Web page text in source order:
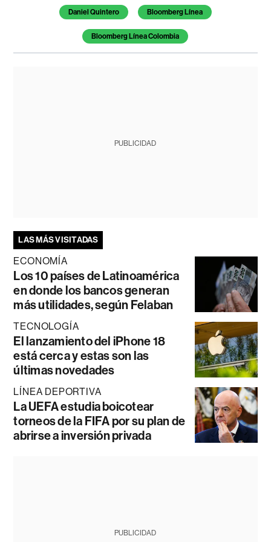
Daniel Quintero Bloomberg Línea
Bloomberg Línea Colombia
PUBLICIDAD
LAS MÁS VISITADAS
ECONOMÍA
Los 10 países de Latinoamérica
en donde los bancos generan
más utilidades, según Felaban
TECNOLOGÍA
El lanzamiento del iPhone 18
está cerca y estas son las
últimas novedades
LÍNEA DEPORTIVA
La UEFA estudia boicotear
torneos de la FIFA por su plan de
abrirse a inversión privada
PUBLICIDAD